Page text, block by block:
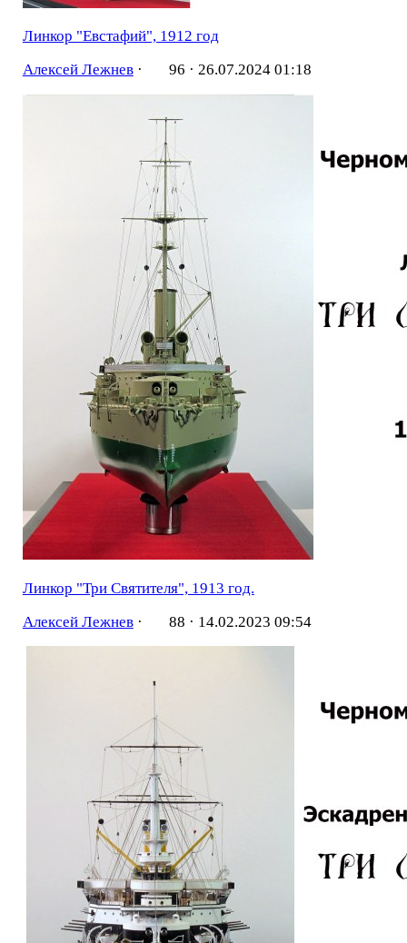
Линкор "Евстафий", 1912 год
Алексей Лежнев· 96 · 26.07.2024 01:18
Линкор "Три Святителя", 1913 год.
Алексей Лежнев· 88 · 14.02.2023 09:54